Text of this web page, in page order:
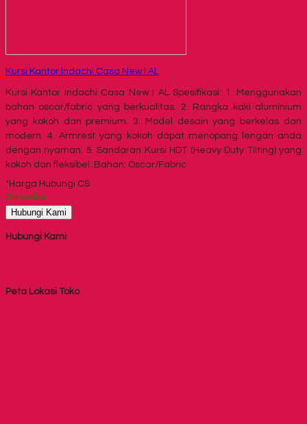
Kursi Kantor Indachi Casa New I AL
Kursi Kantor Indachi Casa New I AL Spesifikasi: 1. Menggunakan
bahan oscar/fabric yang berkualitas. 2. Rangka kaki aluminium
yang kokoh dan premium. 3. Model desain yang berkelas dan
modern. 4. Armrest yang kokoh dapat menopang lengan anda
dengan nyaman. 5. Sandaran Kursi HDT (Heavy Duty Tilting) yang
kokoh dan fleksibel. Bahan: Oscar/Fabric
*Harga Hubungi CS
Tersedia
Hubungi Kami
Hubungi Kami
Peta Lokasi Toko